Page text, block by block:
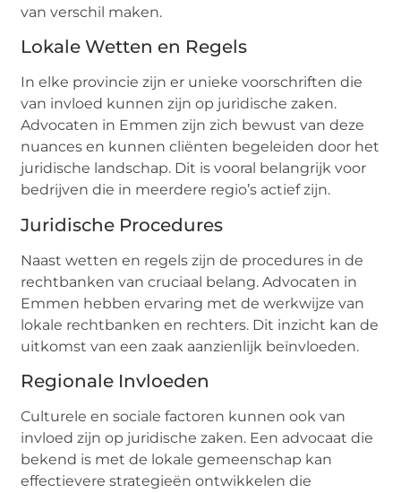
van verschil maken.
Lokale Wetten en Regels
In elke provincie zijn er unieke voorschriften die
van invloed kunnen zijn op juridische zaken.
Advocaten in Emmen zijn zich bewust van deze
nuances en kunnen cliënten begeleiden door het
juridische landschap. Dit is vooral belangrijk voor
bedrijven die in meerdere regio’s actief zijn.
Juridische Procedures
Naast wetten en regels zijn de procedures in de
rechtbanken van cruciaal belang. Advocaten in
Emmen hebben ervaring met de werkwijze van
lokale rechtbanken en rechters. Dit inzicht kan de
uitkomst van een zaak aanzienlijk beïnvloeden.
Regionale Invloeden
Culturele en sociale factoren kunnen ook van
invloed zijn op juridische zaken. Een advocaat die
bekend is met de lokale gemeenschap kan
effectievere strategieën ontwikkelen die